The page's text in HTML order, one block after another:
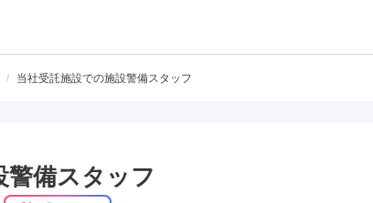
/ 当社受託施設での施設警備スタッフ
警備スタッフ